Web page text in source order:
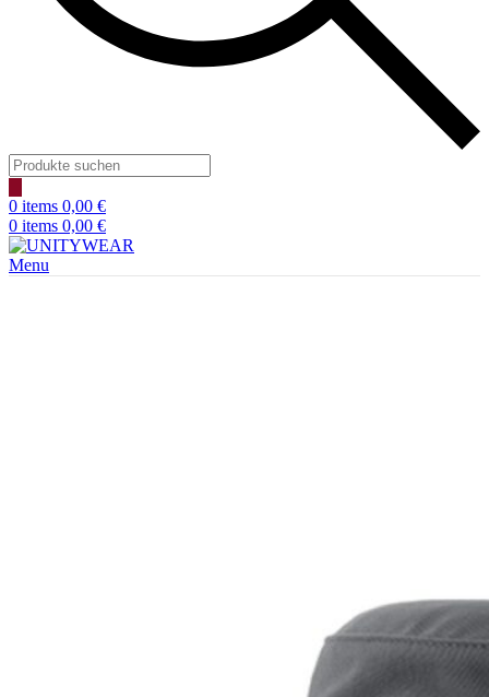
Products
search
0 items 0,00 €
0 items 0,00 €
Menu